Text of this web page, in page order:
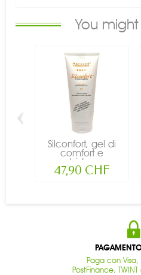
You
Silconfort, gel di
comfort e
morbidezza...
47,90 CHF
‹
Paga con
PostFinance,